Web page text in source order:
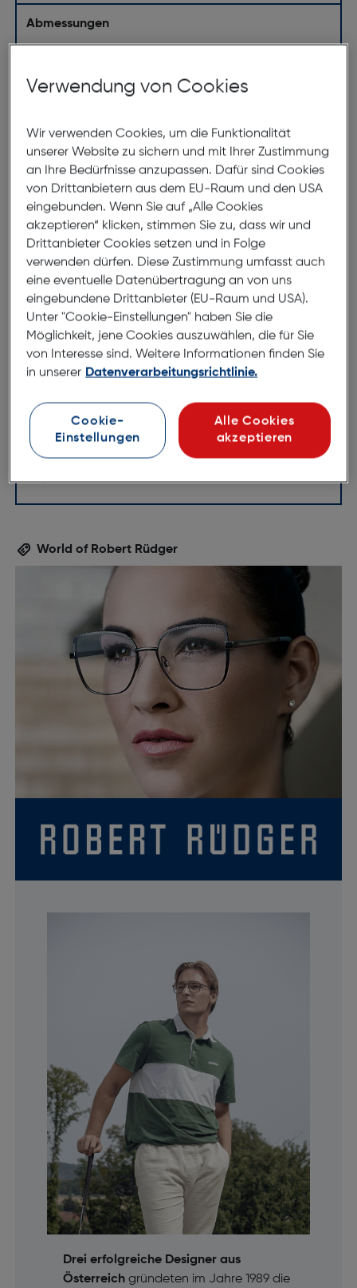
Abmessungen
Steg:15mm
Bügellänge:140mm
(individuell ausrichtbar)
140mm
15mm
54mm
140mm
World of Robert Rüdger
Drei erfolgreiche Designer aus
Österreich gründeten im Jahre 1989 die
Verwendung von Cookies
Wir verwenden Cookies, um die Funktionalität
unserer Website zu sichern und mit Ihrer Zustimmung
an Ihre Bedürfnisse anzupassen. Dafür sind Cookies
von Drittanbietern aus dem EU-Raum und den USA
eingebunden. Wenn Sie auf „Alle Cookies
akzeptieren“ klicken, stimmen Sie zu, dass wir und
Drittanbieter Cookies setzen und in Folge
verwenden dürfen. Diese Zustimmung umfasst auch
eine eventuelle Datenübertragung an von uns
eingebundene Drittanbieter (EU-Raum und USA).
Unter "Cookie-Einstellungen" haben Sie die
Möglichkeit, jene Cookies auszuwählen, die für Sie
von Interesse sind. Weitere Informationen finden Sie
in unserer Datenverarbeitungsrichtlinie.
Cookie-
Einstellungen
Alle Cookies
akzeptieren